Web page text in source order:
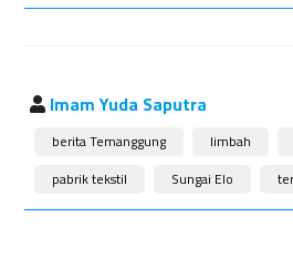
Imam Yuda Saputra
berita Temanggung limbah
pabrik tekstil
Sungai Elo